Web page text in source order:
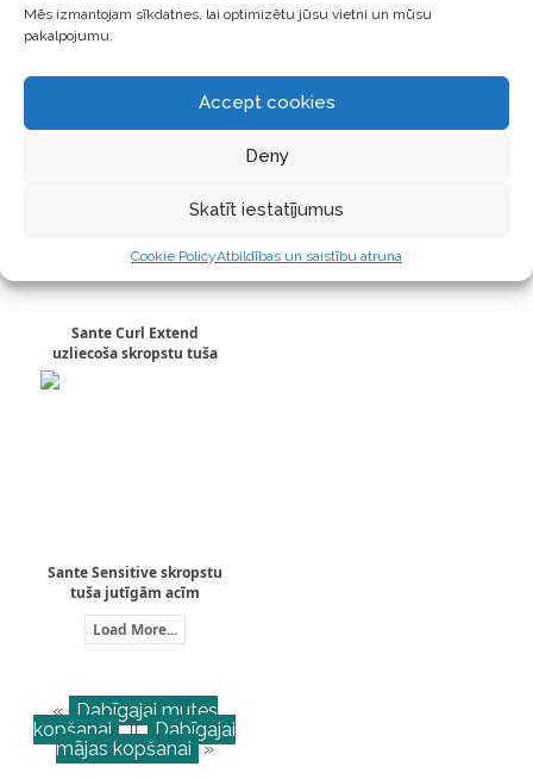
Mēs izmantojam sīkdatnes, lai optimizētu jūsu vietni un mūsu
pakalpojumu.
Accept cookies
Deny
Skatīt iestatījumus
Cookie PolicyAtbildības un saistību atruna
Sante matēta lūpu krāsa,
Sante Curl Extend
uzliecoša skropstu tuša
Sante Sensitive skropstu
tuša jutīgām acīm
Load More...
« Dabīgajai mutes
kopšanai || Dabīgajai
mājas kopšanai »